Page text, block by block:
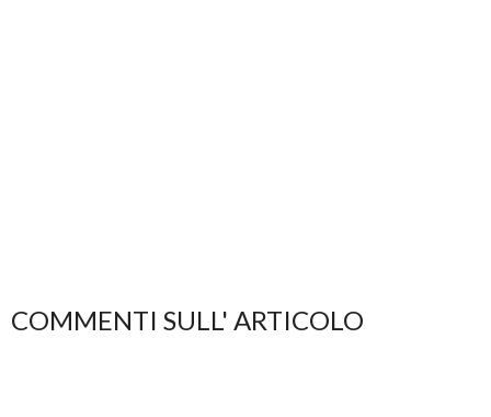
COMMENTI SULL' ARTICOLO